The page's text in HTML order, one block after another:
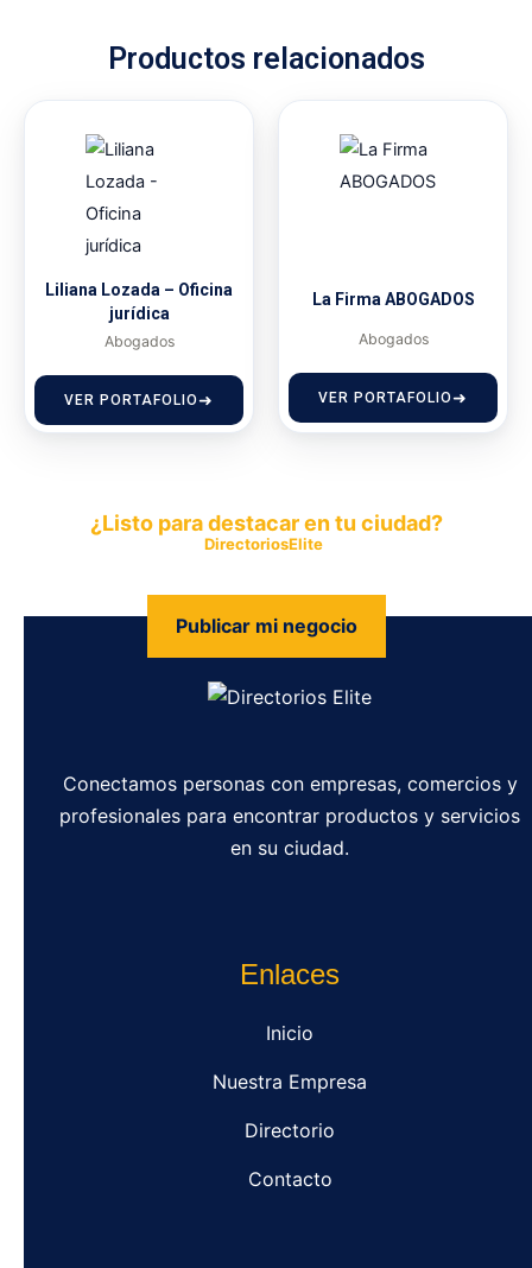
Productos relacionados
Liliana Lozada – Oficina
jurídica
Abogados
VER PORTAFOLIO
La Firma ABOGADOS
Abogados
VER PORTAFOLIO
¿Listo para destacar en tu ciudad?
DirectoriosElite
Publicar mi negocio
Conectamos personas con empresas, comercios y
profesionales para encontrar productos y servicios
en su ciudad.
Enlaces
Inicio
Nuestra Empresa
Directorio
Contacto